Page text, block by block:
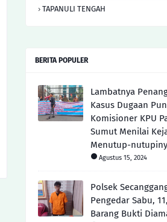
TAPANULI TENGAH
BERITA POPULER
Lambatnya
Kasus Dugaan
Komisioner KPU
Sumut Menilai
Menutup-
Agustus 15, 2024
Polsek
Pengedar Sabu,
Barang Bukti